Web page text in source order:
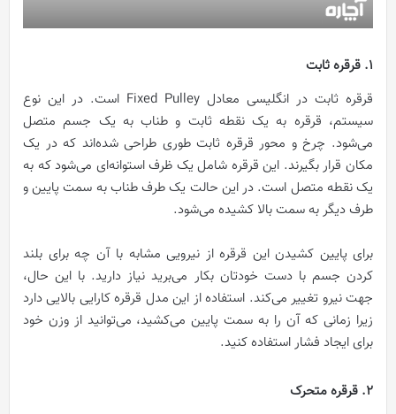
1. قرقره ثابت
قرقره ثابت در انگلیسی معادل Fixed Pulley است. در این نوع
سیستم، قرقره به یک نقطه ثابت و طناب به یک جسم متصل
می‌شود. چرخ و محور قرقره ثابت طوری طراحی شده‌اند که در یک
مکان قرار بگیرند. این قرقره شامل یک ظرف استوانه‌ای می‌شود که به
یک نقطه متصل است. در این حالت یک طرف طناب به سمت پایین و
طرف دیگر به سمت بالا کشیده می‌شود.
برای پایین کشیدن این قرقره از نیرویی مشابه با آن چه برای بلند
کردن جسم با دست خودتان بکار می‌برید نیاز دارید. با این حال،
جهت نیرو تغییر می‌کند. استفاده از این مدل قرقره کارایی بالایی دارد
زیرا زمانی که آن را به سمت پایین می‌کشید، می‌توانید از وزن خود
برای ایجاد فشار استفاده کنید.
2. قرقره متحرک